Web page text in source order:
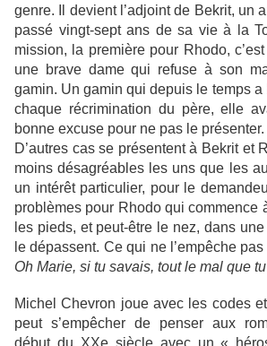
genre. Il devient l’adjoint de Bekrit, un
passé vingt-sept ans de sa vie à la
mission, la première pour Rhodo,
une brave dame qui refuse à son
gamin. Un gamin qui depuis le temps a
chaque récrimination du père, elle
bonne excuse pour ne pas le présenter.
D’autres cas se présentent à Bekrit et
moins désagréables les uns que les
un intérêt particulier, pour le
problèmes pour Rhodo qui commence
les pieds, et peut-être le nez, dans
le dépassent. Ce qui ne l’empêche
Oh Marie, si tu savais, tout le mal que
Michel Chevron joue avec les codes
peut s’empêcher de penser aux